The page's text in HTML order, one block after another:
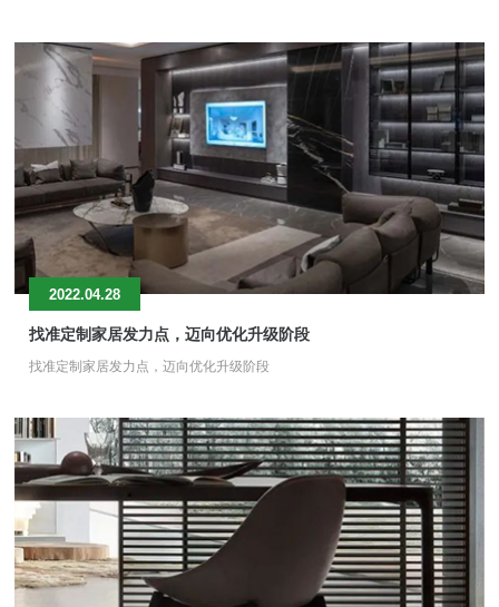
2022.04.28
找准定制家居发力点，迈向优化升级阶段
找准定制家居发力点，迈向优化升级阶段